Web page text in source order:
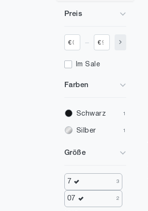
Preis
€ €
Im Sale
Farben
Schwarz 1
Silber 1
Größe
7 3
07 2